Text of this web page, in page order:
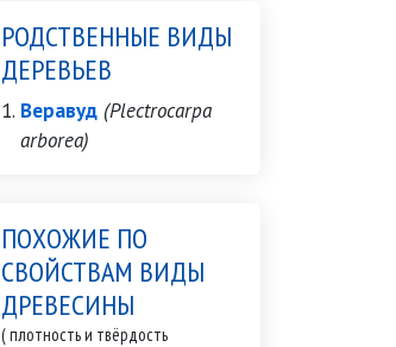
РОДСТВЕННЫЕ ВИДЫ
ДЕРЕВЬЕВ
Веравуд (Plectrocarpa
arborea)
ПОХОЖИЕ ПО
СВОЙСТВАМ ВИДЫ
ДРЕВЕСИНЫ
( плотность и твёрдость